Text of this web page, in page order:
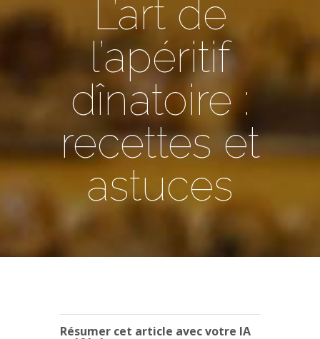
L’art de
l’apéritif
dînatoire :
recettes et
astuces
Résumer cet article avec votre IA